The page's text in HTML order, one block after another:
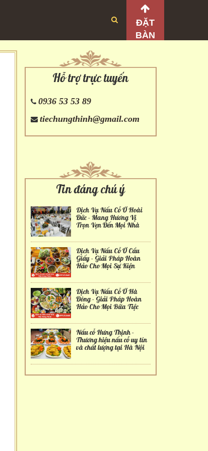
ĐẶT
BÀN
Hỗ trợ trực tuyến
0936 53 53 89
tiechungthinh@gmail.com
Tin đáng chú ý
Dịch Vụ Nấu Cỗ Ở Hoài
Đức - Mang Hương Vị
Trọn Vẹn Đến Mọi Nhà
Dịch Vụ Nấu Cỗ Ở Cầu
Giấy - Giải Pháp Hoàn
Hảo Cho Mọi Sự Kiện
Dịch Vụ Nấu Cỗ Ở Hà
Đông - Giải Pháp Hoàn
Hảo Cho Mọi Bữa Tiệc
Nấu cỗ Hưng Thịnh -
Thương hiệu nấu cỗ uy tín
và chất lượng tại Hà Nội